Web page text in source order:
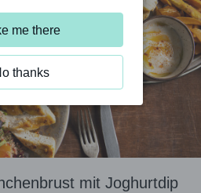
mit Joghurtdip
me there
thanks